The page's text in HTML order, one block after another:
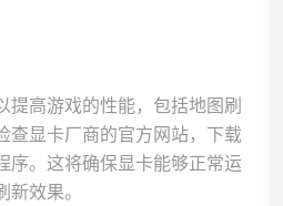
提高游戏的性能，包括地图刷
查显卡厂商的官方网站，下载
序。这将确保显卡能够正常运
效果。